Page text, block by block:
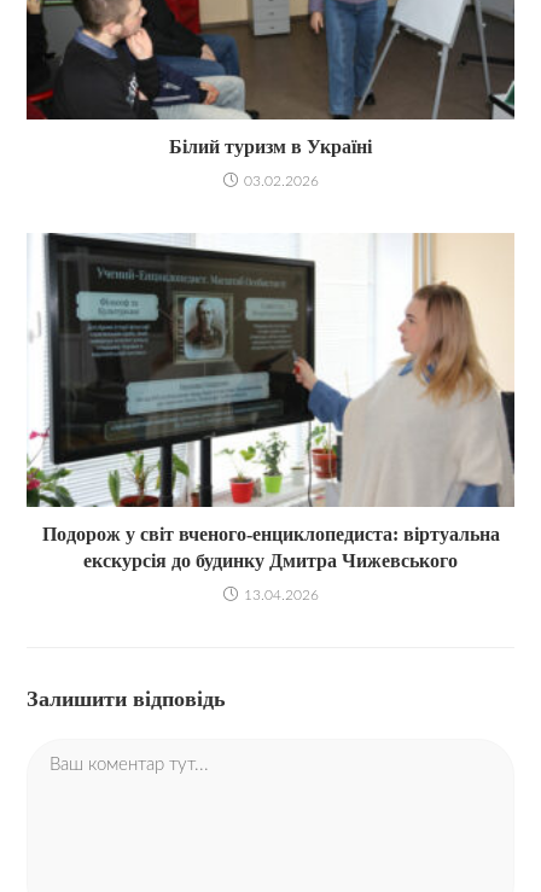
Білий туризм в Україні
03.02.2026
Подорож у світ вченого-енциклопедиста: віртуальна
екскурсія до будинку Дмитра Чижевського
13.04.2026
Залишити відповідь